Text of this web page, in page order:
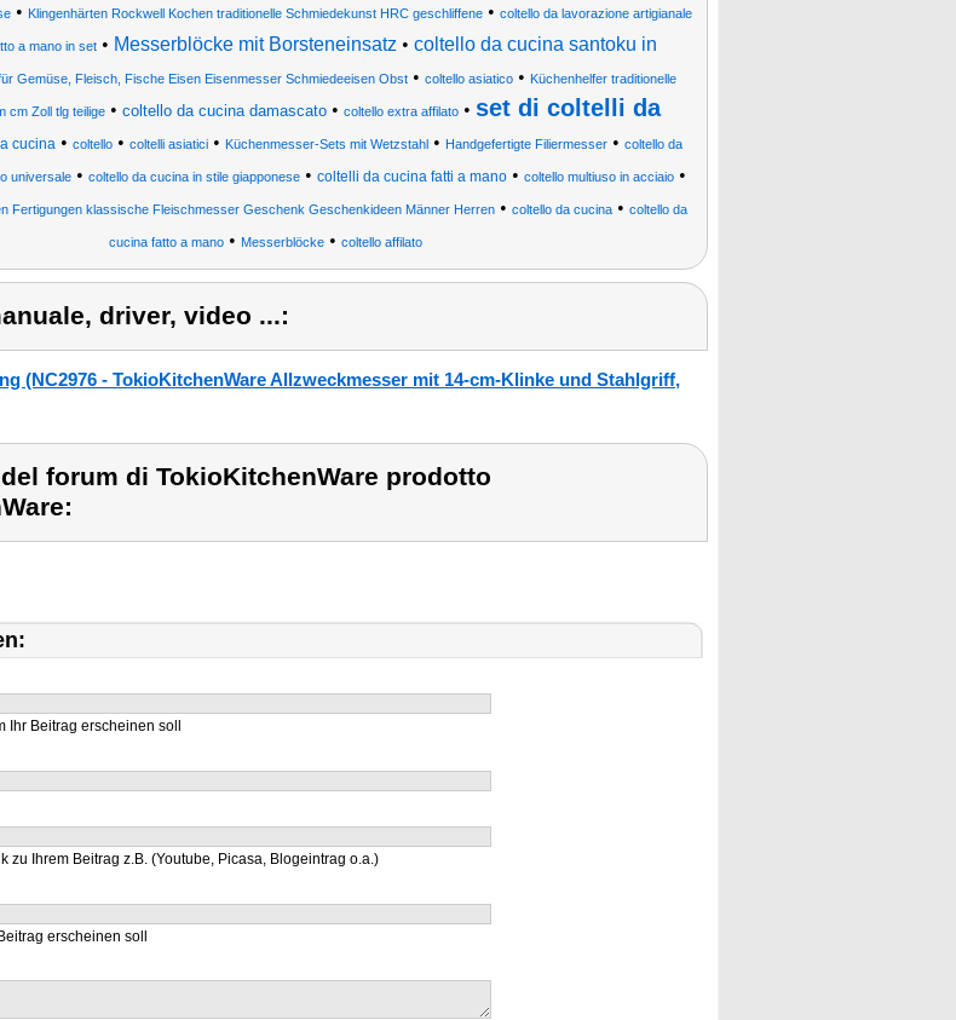
• Klingenhärten Rockwell Kochen traditionelle Schmiedekunst HRC geschliffene• coltello da lavorazione artigianale
a mano in set • Messerblöcke mit Borsteneinsatz • coltello da cucina santoku in
Gemüse, Fleisch, Fische Eisen Eisenmesser Schmiedeeisen Obst • coltello asiatico • Küchenhelfer traditionelle
cm Zoll tlg teilige• coltello da cucina damascato• coltello extra affilato• set di coltelli da
cucina • coltello • coltelli asiatici • Küchenmesser-Sets mit Wetzstahl • Handgefertigte Filiermesser • coltello da
universale• coltello da cucina in stile giapponese• coltelli da cucina fatti a mano• coltello multiuso in acciaio•
Fertigungen klassische Fleischmesser Geschenk Geschenkideen Männer Herren • coltello da cucina • coltello da
cucina fatto a mano• Messerblöcke• coltello affilato
driver, video ...:
(NC2976 - TokioKitchenWare Allzweckmesser mit 14-cm-Klinke und Stahlgriff,
forum di TokioKitchenWare prodotto
Ihr Beitrag erscheinen soll
zu Ihrem Beitrag z.B. (Youtube, Picasa, Blogeintrag o.a.)
erscheinen soll